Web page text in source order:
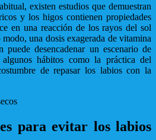
existen estudios que demuestran
y los higos contienen propiedades
en una reacción de los rayos del sol
una dosis exagerada de vitamina
desencadenar un escenario de
hábitos como la práctica del
de repasar los labios con la
para evitar los labios